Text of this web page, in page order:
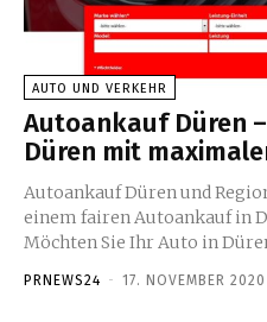
AUTO UND VERKEHR
Autoankauf Düren
Düren mit
Autoankauf Düren und Region Sind Sie auf der Suche
einem fairen Autoankauf in
Möchten Sie Ihr Auto in
PRNEWS24 - 17. NOVEMBER 2020